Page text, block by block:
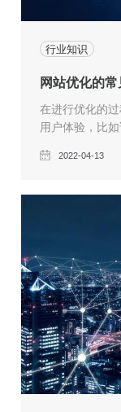
行业知识
网站优化的
在进行优化的
用户体验，比
分重要的，如
引擎对这个网
2022-04-13